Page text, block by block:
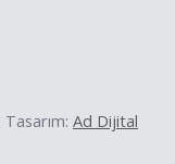
Ad Dijital